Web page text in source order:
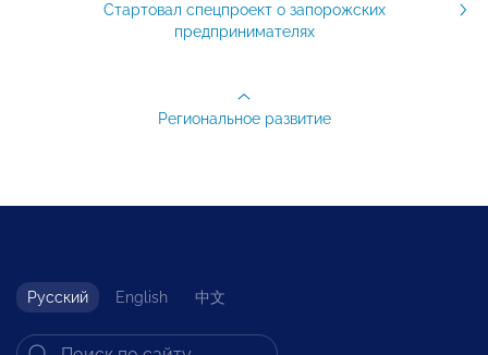
Стартовал спецпроект о запорожских
предпринимателях
Региональное развитие
Русский English 中文